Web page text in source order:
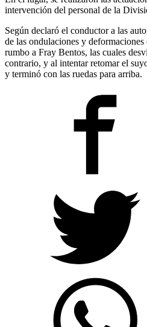
intervención del personal de la
Según declaró el conductor a las
de las ondulaciones y
rumbo a Fray Bentos, las cuales
contrario, y al intentar retomar el
y terminó con las ruedas para arriba.